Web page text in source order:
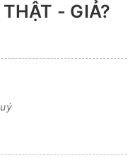
- GIẢ?